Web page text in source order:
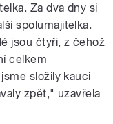
Za dva dny si
spolumajitelka.
jsou čtyři, z čehož
celkem
složily kauci
zpět," uzavřela